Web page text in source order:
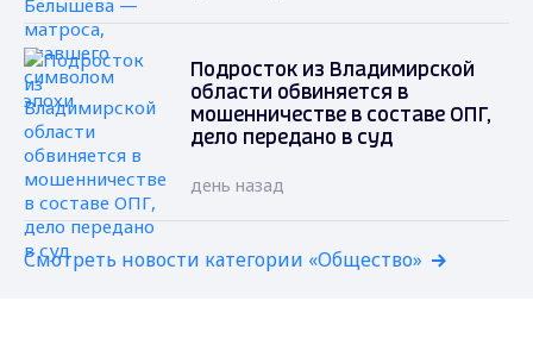
Подросток из Владимирской
области обвиняется в
мошенничестве в составе ОПГ,
дело передано в суд
день назад
Смотреть новости категории «Общество»